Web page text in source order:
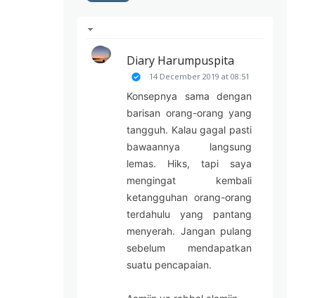
Diary Harumpuspita
14 December 2019 at 08:51
Konsepnya sama dengan
barisan orang-orang yang
tangguh. Kalau gagal pasti
bawaannya langsung
lemas. Hiks, tapi saya
mengingat kembali
ketangguhan orang-orang
terdahulu yang pantang
menyerah. Jangan pulang
sebelum mendapatkan
suatu pencapaian.